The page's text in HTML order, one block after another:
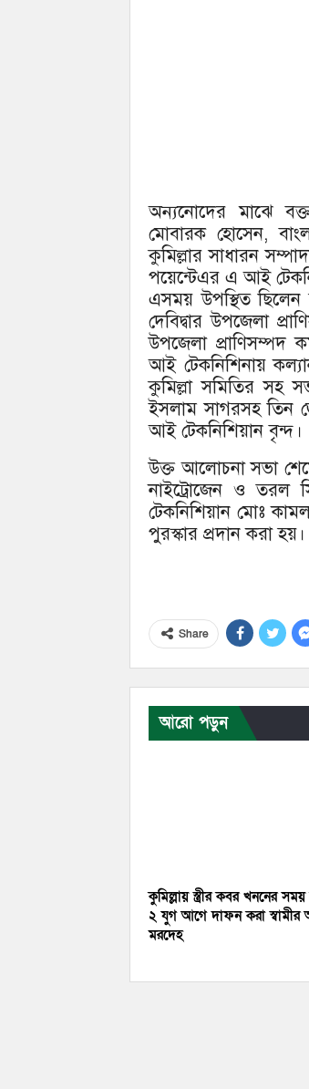
অন্যনোদের মাঝে
মোবারক হোসেন,
কুমিল্লার সাধারন
পয়েন্টেএর এ আই
এসময় উপস্থিত ছিলেন
দেবিদ্বার উপজেলা
উপজেলা প্রাণিসম্পদ
আই টেকনিশিনায়
কুমিল্লা সমিতির সহ
ইসলাম সাগরসহ তিন
আই টেকনিশিয়ান বৃন্দ।
উক্ত আলোচনা সভা শেষে
নাইট্রোজেন ও তরল
টেকনিশিয়ান মোঃ
পুরস্কার প্রদান করা হয়।
Share
আরো পড়ুন
কুমিল্লায় স্ত্রীর কবর খননের
২ যুগ আগে দাফন করা স্বামীর
মরদেহ